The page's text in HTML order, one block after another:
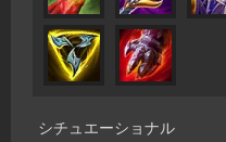
シチュエーショナル